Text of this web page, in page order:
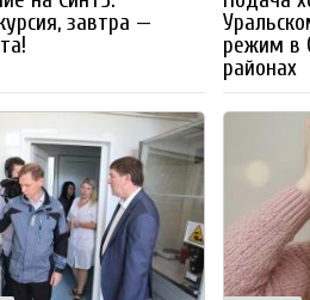
завтра —
режим в
районах